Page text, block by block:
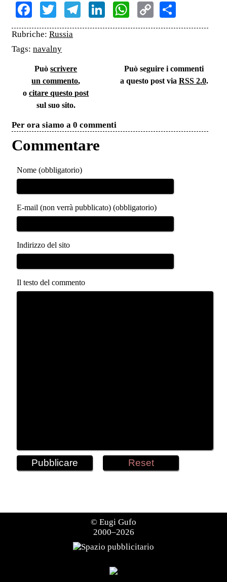
Facebook
TwitterTelegram
LinkedInWhatsApp
Copy
Link
Rubriche: Russia
Tags: navalny
Puòscrivere
un commento,
ocitare questo post
sul suo sito.
Può seguire i commenti
a questo post via RSS 2.0.
Per ora siamo a 0 commenti
Commentare
Nome (obbligatorio)
E-mail (non verrà pubblicato) (obbligatorio)
Indirizzo del sito
Il testo del commento
© Eugi Gufo
2000–2026